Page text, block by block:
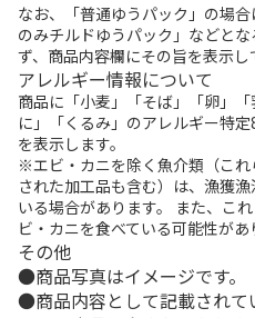
なお、「普通ゆうパック」の場
のみチルドゆうパック」などと
ず、商品内容欄にその旨を表示し
アレルギー情報について
商品に「小麦」「そば」「卵」
に」「くるみ」のアレルギー特
を表示します。
※エビ・カニを除く魚介類（こ
された加工品も含む）は、漁獲
いる場合があります。 また、こ
ビ・カニを食べている可能性があ
その他
商品写真はイメージです。
商品内容として記載され